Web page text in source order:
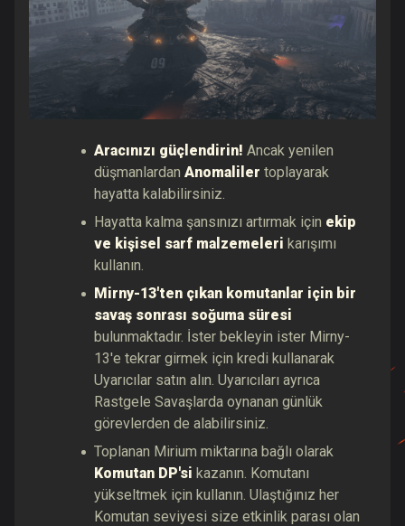
Aracınızı güçlendirin! Ancak yenilen
düşmanlardan Anomaliler toplayarak
hayatta kalabilirsiniz.
Hayatta kalma şansınızı artırmak için ekip
ve kişisel sarf malzemeleri karışımı
kullanın.
Mirny-13'ten çıkan komutanlar için bir
savaş sonrası soğuma süresi
bulunmaktadır. İster bekleyin ister Mirny-
13'e tekrar girmek için kredi kullanarak
Uyarıcılar satın alın. Uyarıcıları ayrıca
Rastgele Savaşlarda oynanan günlük
görevlerden de alabilirsiniz.
Toplanan Mirium miktarına bağlı olarak
Komutan DP'si kazanın. Komutanı
yükseltmek için kullanın. Ulaştığınız her
Komutan seviyesi size etkinlik parası olan